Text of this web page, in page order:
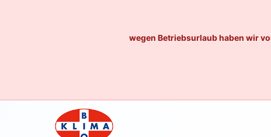
wegen Betriebsurlaub haben wir